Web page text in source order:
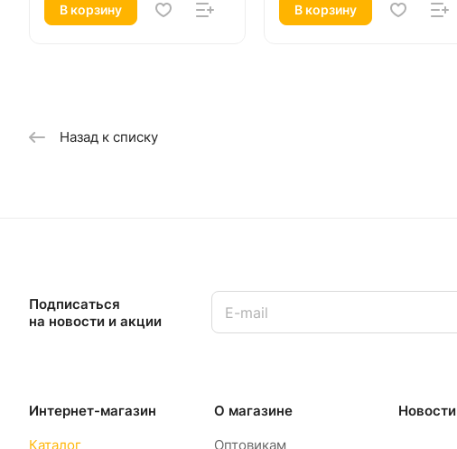
В корзину В корзину
Назад к списку
Подписаться
на новости и акции
Интернет-магазин
Каталог
О магазине
Оптовикам
Новости